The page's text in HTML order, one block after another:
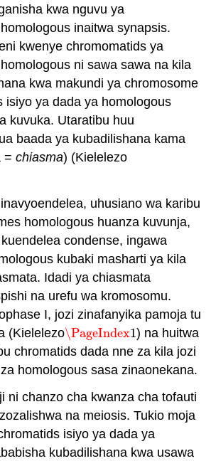
kwa nguvu ya
inaitwa synapsis.
kwenye chromomatids ya
ni sawa sawa na kila
kwa makundi ya chromosome
isiyo ya dada ya homologous
kuvuka. Utaratibu huu
baada ya kubadilishana kama
=chiasma) (Kielelezo
uhusiano wa karibu
homologous huanza kuvunja,
condense, ingawa
kubaki masharti ya kila
Idadi ya chiasmata
na urefu wa kromosomu.
I, jozi zinafanyika pamoja tu
(Kielelezo\PageIndex1
\PageIndex1) na huitwa
chromatids dada nne za kila jozi
homologous sasa zinaonekana.
ni chanzo cha kwanza cha tofauti
na meiosis. Tukio moja
isiyo ya dada ya
kubadilishana kwa usawa